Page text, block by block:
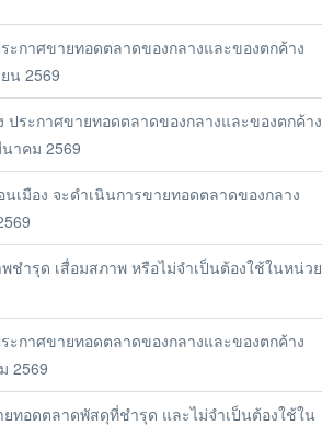
ะกาศขายทอดตลาดของกลางและของตกค้าง
น 2569
ระกาศขายทอดตลาดของกลางและของตกค้าง
าคม 2569
มือง จะดำเนินการขายทอดตลาดของกลาง
ำรุด เสื่อมสภาพ หรือไม่จำเป็นต้องใช้ในหน่วย
ะกาศขายทอดตลาดของกลางและของตกค้าง
2569
อดตลาดพัสดุที่ชำรุด และไม่จำเป็นต้องใช้ใน